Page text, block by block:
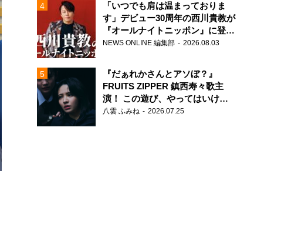
「いつでも肩は温まっておりま
す」デビュー30周年の西川貴教が
『オールナイトニッポン』に登
場！
NEWS ONLINE 編集部 2026.08.03
『だぁれかさんとアソぼ？』
FRUITS ZIPPER 鎮西寿々歌主
演！ この遊び、やってはいけま
せん。
八雲 ふみね 2026.07.25